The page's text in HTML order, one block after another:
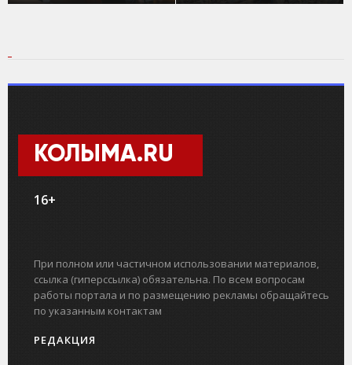
КОЛЫМА.RU
16+
При полном или частичном использовании материалов,
ссылка (гиперссылка) обязательна. По всем вопросам
работы портала и по размещению рекламы обращайтесь
по указанным контактам
РЕДАКЦИЯ